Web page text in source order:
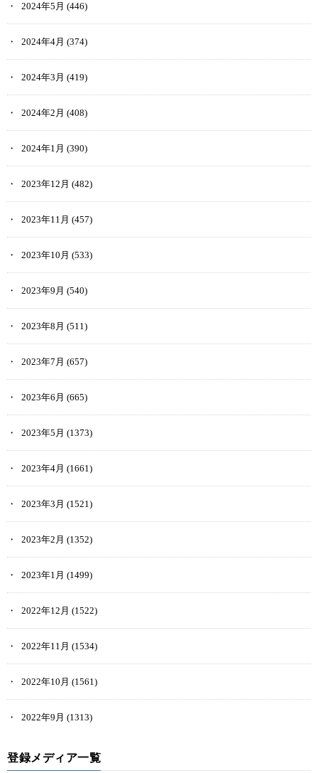
2024年5月 (446)
2024年4月 (374)
2024年3月 (419)
2024年2月 (408)
2024年1月 (390)
2023年12月 (482)
2023年11月 (457)
2023年10月 (533)
2023年9月 (540)
2023年8月 (511)
2023年7月 (657)
2023年6月 (665)
2023年5月 (1373)
2023年4月 (1661)
2023年3月 (1521)
2023年2月 (1352)
2023年1月 (1499)
2022年12月 (1522)
2022年11月 (1534)
2022年10月 (1561)
2022年9月 (1313)
登録メディア一覧